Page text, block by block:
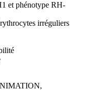
et phénotype RH-
irréguliers